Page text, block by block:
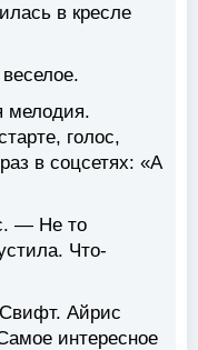
в кресле
мелодия.
голос,
в соцсетях: «A
— Не то
Что-
Айрис
интересное